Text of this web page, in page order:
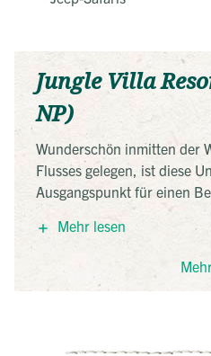
Jungle Villa
NP)
Wunderschön inmitten der
Flusses gelegen, ist diese
Ausgangspunkt für einen
Chitwan Nationalparks. Das
unterschiedliche
Mehr lesen